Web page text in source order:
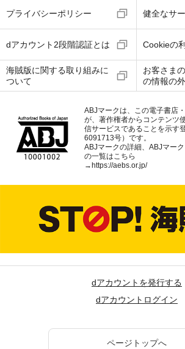
プライバシーポリシー 健全なサ
dアカウント2段階認証とは Cookieの
海賊版に関する取り組みに
ついて
お客さま
の情報の
ABJマークは、この電子書店
が、著作権者からコンテンツ
信サービスであることを示す
6091713号）です。
ABJマークの詳細、ABJマー
の一覧はこちら
→ https://aebs.or.jp/
dアカウントを発行する
dアカウントログイン
ページトップへ